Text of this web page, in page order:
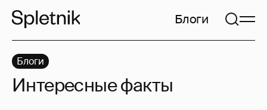
Блоги
Блоги
Интересные факты